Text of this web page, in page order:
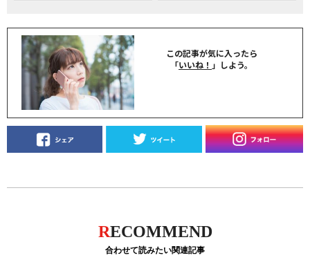
この記事が気に入ったら
「いいね！ 」しよう。
RECOMMEND
合わせて読みたい関連記事